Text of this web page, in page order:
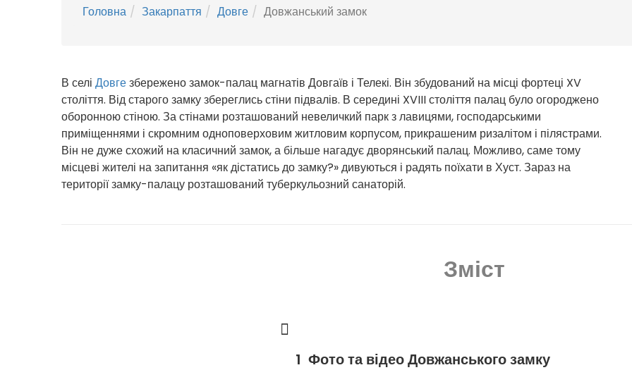
Головна Закарпаття Довге Довжанський замок
В селі Довгезбережено замок-палац магнатів Довгаїв і Телекі. Він збудований на місці фортеці XV
століття. Від старого замку збереглись стіни підвалів. В середині XVIII століття палац було огороджено
оборонною стіною. За стінами розташований невеличкий парк з лавицями, господарськими
приміщеннями і скромним одноповерховим житловим корпусом, прикрашеним ризалітом і пілястрами.
Він не дуже схожий на класичний замок, а більше нагадує дворянський палац. Можливо, саме тому
місцеві жителі на запитання «як дістатись до замку?» дивуються і радять поїхати в Хуст. Зараз на
території замку-палацу розташований туберкульозний санаторій.
Зміст
Фото та відео Довжанського замку